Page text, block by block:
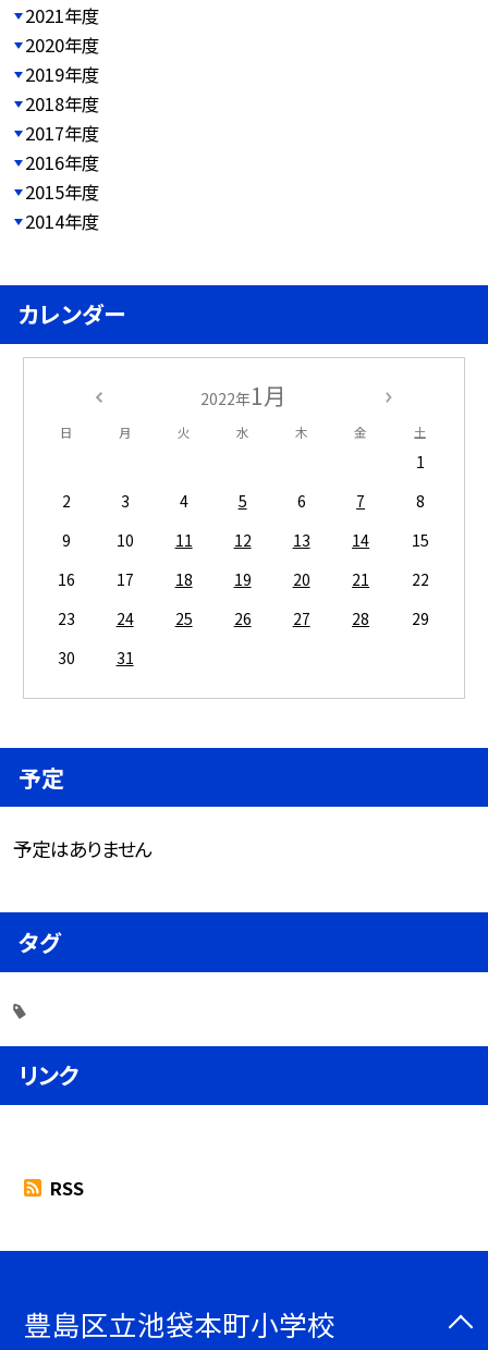
2021年度
2020年度
2019年度
2018年度
2017年度
2016年度
2015年度
2014年度
カレンダー
2022年1月
日 月 火 水 木 金 土
1
2
3 4 5 6 7
8
9
10 11 12 13 14
15
16
17 18 19 20 21
22
23
24 25 26 27 28
29
30
31
予定
予定はありません
タグ
リンク
RSS
豊島区立池袋本町小学校